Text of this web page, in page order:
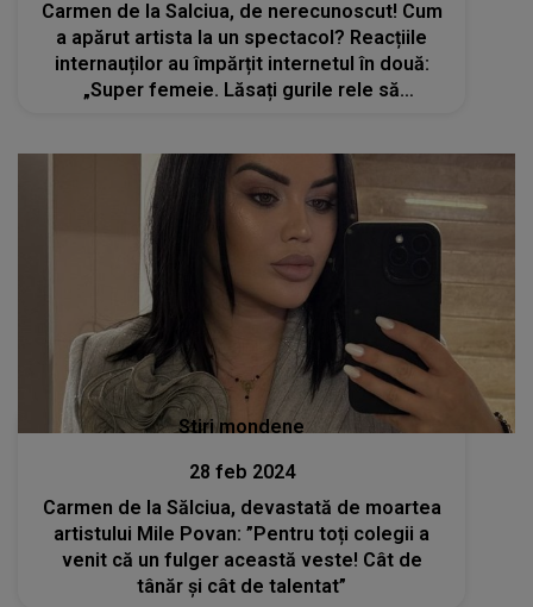
Carmen de la Salciua, de nerecunoscut! Cum
a apărut artista la un spectacol? Reacțiile
internauților au împărțit internetul în două:
„Super femeie. Lăsați gurile rele să
Stiri mondene
28 feb 2024
Carmen de la Sălciua, devastată de moartea
artistului Mile Povan: ”Pentru toți colegii a
venit că un fulger această veste! Cât de
tânăr și cât de talentat”